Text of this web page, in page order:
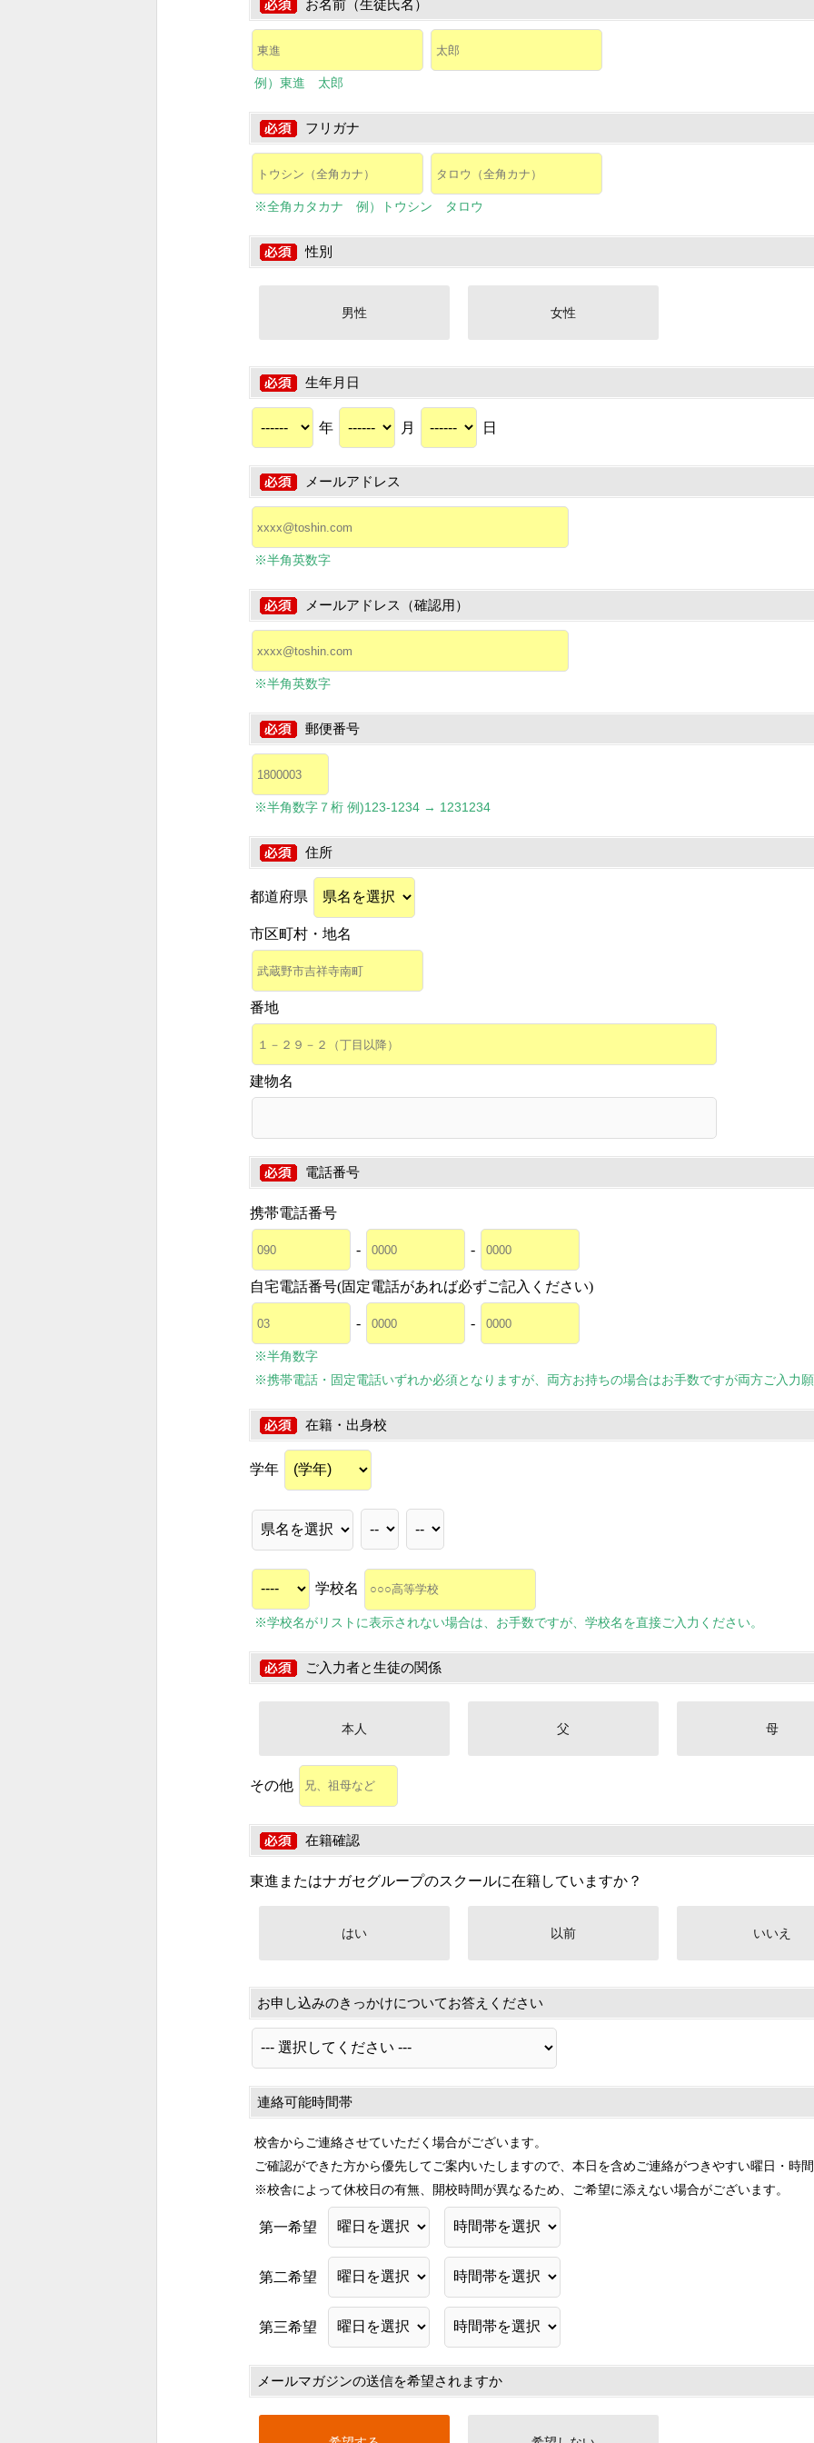
お名前（生徒氏名）
例）東進 太郎
フリガナ
※全角カタカナ 例）トウシン タロウ
性別
男性 女性
生年月日
年 月 日
メールアドレス
※半角英数字
メールアドレス（確認用）
※半角英数字
郵便番号
※半角数字７桁 例)123-1234 → 1231234
住所
都道府県
市区町村・地名
番地
建物名
電話番号
携帯電話番号
- -
自宅電話番号(固定電話があれば必ずご記入ください)
- -
※半角数字
※携帯電話・固定電話いずれか必須となりますが、両方お持ちの場合はお手数ですが両方ご入力
在籍・出身校
学年
学校名
※学校名がリストに表示されない場合は、お手数ですが、学校名を直接ご入力ください。
ご入力者と生徒の関係
本人 父 母
その他
在籍確認
東進またはナガセグループのスクールに在籍していますか？
はい 以前 いいえ
お申し込みのきっかけについてお答えください
連絡可能時間帯
校舎からご連絡させていただく場合がございます。
ご確認ができた方から優先してご案内いたしますので、本日を含めご連絡がつきやすい曜日・時
※校舎によって休校日の有無、開校時間が異なるため、ご希望に添えない場合がございます。
第一希望
第二希望
第三希望
メールマガジンの送信を希望されますか